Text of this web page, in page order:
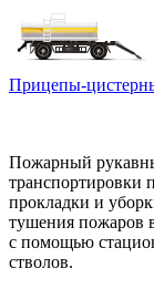
Прицепы-
Пожарный
транспортировки
прокладки и
тушения пожаров
с помощью
стволов.